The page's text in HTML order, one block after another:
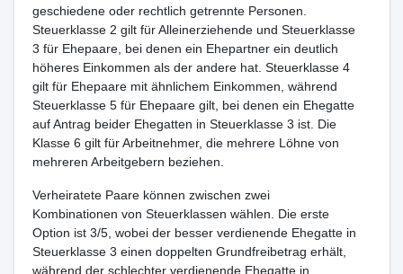
geschiedene oder rechtlich getrennte Personen.
Steuerklasse 2 gilt für Alleinerziehende und Steuerklasse
3 für Ehepaare, bei denen ein Ehepartner ein deutlich
höheres Einkommen als der andere hat. Steuerklasse 4
gilt für Ehepaare mit ähnlichem Einkommen, während
Steuerklasse 5 für Ehepaare gilt, bei denen ein Ehegatte
auf Antrag beider Ehegatten in Steuerklasse 3 ist. Die
Klasse 6 gilt für Arbeitnehmer, die mehrere Löhne von
mehreren Arbeitgebern beziehen.
Verheiratete Paare können zwischen zwei
Kombinationen von Steuerklassen wählen. Die erste
Option ist 3/5, wobei der besser verdienende Ehegatte in
Steuerklasse 3 einen doppelten Grundfreibetrag erhält,
während der schlechter verdienende Ehegatte in